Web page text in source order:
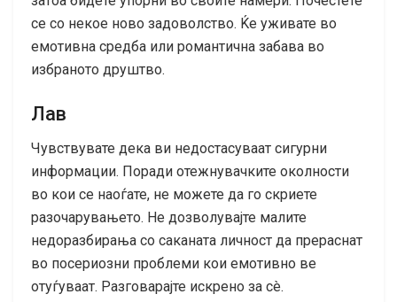
се со некое ново задоволство. Ќе уживате во
емотивна средба или романтична забава во
избраното друштво.
Лав
Чувствувате дека ви недостасуваат сигурни
информации. Поради отежнувачките околности
во кои се наоѓате, не можете да го скриете
разочарувањето. Не дозволувајте малите
недоразбирања со саканата личност да прераснат
во посериозни проблеми кои емотивно ве
отуѓуваат. Разговарајте искрено за сè.